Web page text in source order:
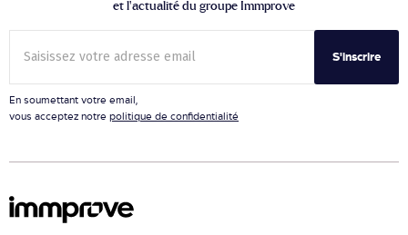
et l’actualité du groupe Immprove
S'inscrire
En soumettant votre email,
vous acceptez notre politique de confidentialité